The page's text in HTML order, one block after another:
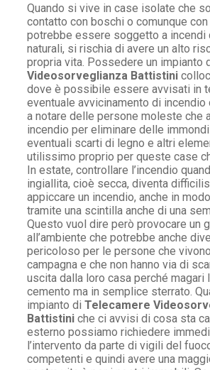
Quando si vive in case isolate che
contatto con boschi o comunque con
potrebbe essere soggetto a incendi
naturali, si rischia di avere un alto
propria vita. Possedere un impianto
Videosorveglianza Battistini
dove è possibile essere avvisati in
eventuale avvicinamento di incendio
a notare delle persone moleste che
incendio per eliminare delle
eventuali scarti di legno e altri
utilissimo proprio per queste case
In estate, controllare l’incendio
ingiallita, cioè secca, diventa
appiccare un incendio, anche in
tramite una scintilla anche di una
Questo vuol dire però provocare un
all’ambiente che potrebbe anche
pericoloso per le persone che
campagna e che non hanno via di
uscita dalla loro casa perché magari
cemento ma in semplice sterrato.
impianto di Telecamere
Battistini che ci avvisi di cosa sta
esterno possiamo richiedere
l’intervento da parte di vigili del
competenti e quindi avere una